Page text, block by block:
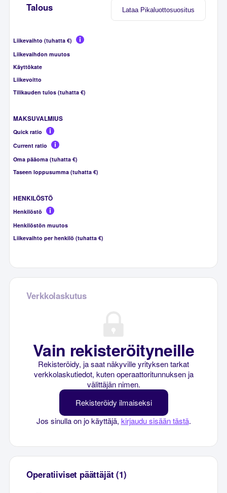
Lataa Pikaluottosuositus
Talous
Liikevaihto (tuhatta €)
Liikevaihdon muutos
Käyttökate
Liikevoitto
Tilikauden tulos (tuhatta €)
MAKSUVALMIUS
Quick ratio
Current ratio
Oma pääoma (tuhatta €)
Taseen loppusumma (tuhatta €)
HENKILÖSTÖ
Henkilöstö
Henkilöstön muutos
Liikevaihto per henkilö (tuhatta €)
Verkkolaskutus
Vain rekisteröityneille
Rekisteröidy, ja saat näkyville yrityksen tarkat
verkkolaskutiedot, kuten operaattoritunnuksen ja
välittäjän nimen.
Rekisteröidy ilmaiseksi
Jos sinulla on jo käyttäjä, kirjaudu sisään tästä.
Operatiiviset päättäjät (1)